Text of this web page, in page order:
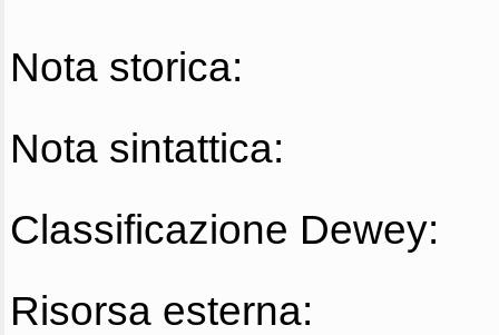
Nota storica:
Nota sintattica:
Classificazione Dewey:
Risorsa esterna: